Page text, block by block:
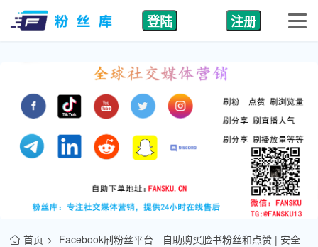
登陆 注册
首页
Facebook刷粉丝平台 - 自助购买脸书粉丝和点赞 | 安全